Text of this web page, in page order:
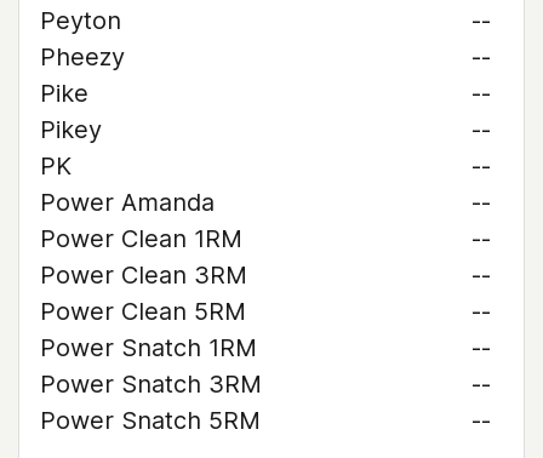
Peyton
--
Pheezy
--
Pike
--
Pikey
--
PK
--
Power Amanda
--
Power Clean 1RM
--
Power Clean 3RM
--
Power Clean 5RM
--
Power Snatch 1RM
--
Power Snatch 3RM
--
Power Snatch 5RM
--